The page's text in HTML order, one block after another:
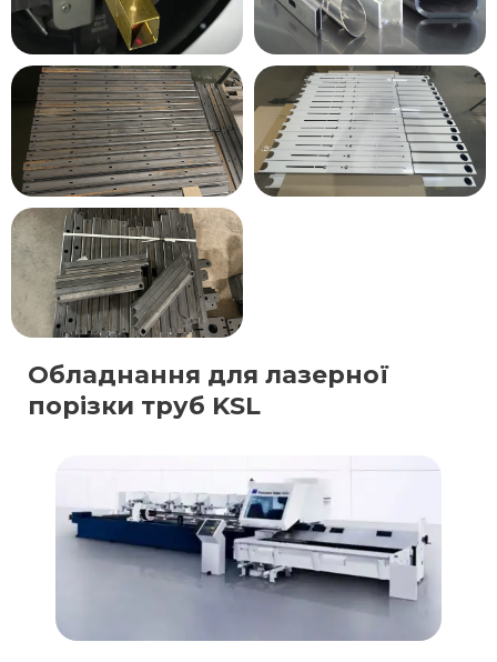
Обладнання для лазерної
порізки труб KSL